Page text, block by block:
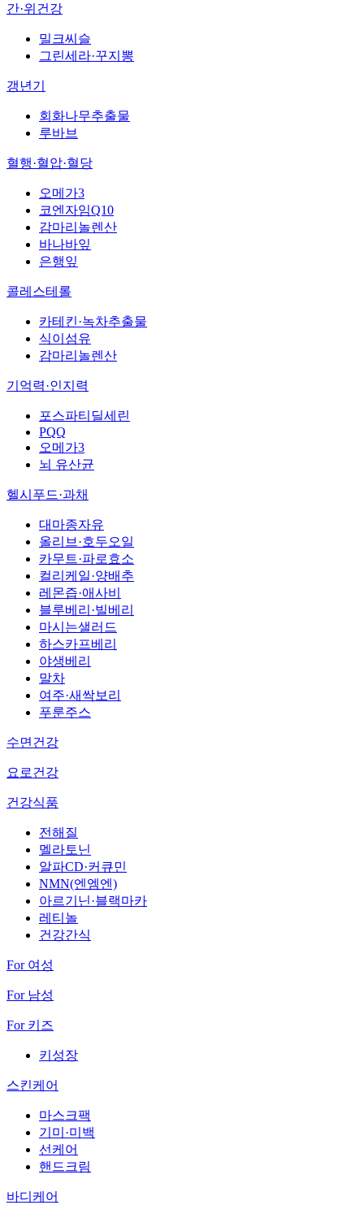
간·위건강
밀크씨슬
그린세라·꾸지뽕
갱년기
회화나무추출물
루바브
혈행·혈압·혈당
오메가3
코엔자임Q10
감마리놀렌산
바나바잎
은행잎
콜레스테롤
카테킨·녹차추출물
식이섬유
감마리놀렌산
기억력·인지력
포스파티딜세린
PQQ
오메가3
뇌 유산균
헬시푸드·과채
대마종자유
올리브·호두오일
카무트·파로효소
컬리케일·양배추
레몬즙·애사비
블루베리·빌베리
마시는샐러드
하스카프베리
야생베리
말차
여주·새싹보리
푸룬주스
수면건강
요로건강
건강식품
전해질
멜라토닌
알파CD·커큐민
NMN(엔엠엔)
아르기닌·블랙마카
레티놀
건강간식
For 여성
For 남성
For 키즈
키성장
스킨케어
마스크팩
기미·미백
선케어
핸드크림
바디케어